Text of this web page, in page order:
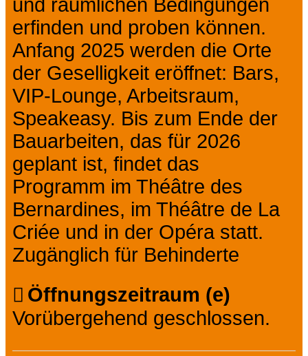
und räumlichen Bedingungen
erfinden und proben können.
Anfang 2025 werden die Orte
der Geselligkeit eröffnet: Bars,
VIP-Lounge, Arbeitsraum,
Speakeasy. Bis zum Ende der
Bauarbeiten, das für 2026
geplant ist, findet das
Programm im Théâtre des
Bernardines, im Théâtre de La
Criée und in der Opéra statt.
Zugänglich für Behinderte
Öffnungszeitraum (e)
Vorübergehend geschlossen.